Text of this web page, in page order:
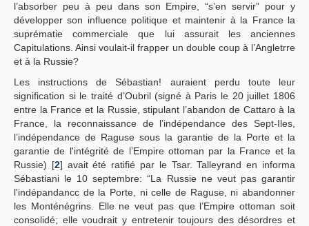
l’absorber peu à peu dans son Empire, “s’en servir” pour y
développer son influence politique et maintenir à la France la
suprématie commerciale que lui assurait les anciennes
Capitulations. Ainsi voulait-il frapper un double coup à l’Angletrre
et à la Russie?
Les instructions de Sébastian! auraient perdu toute leur
signification si le traité d’Oubril (signé à Paris le 20 juillet 1806
entre la France et la Russie, stipulant l’abandon de Cattaro à la
France, la reconnaissance de l’indépendance des Sept-Iles,
l’indépendance de Raguse sous la garantie de la Porte et la
garantie de l'intégrité de l’Empire ottoman par la France et la
Russie) [2] avait été ratifié par le Tsar. Talleyrand en informa
Sébastiani le 10 septembre: “La Russie ne veut pas garantir
l'indépandancc de la Porte, ni celle de Raguse, ni abandonner
les Monténégrins. Elle ne veut pas que l’Empire ottoman soit
consolidé; elle voudrait y entretenir toujours des désordres et